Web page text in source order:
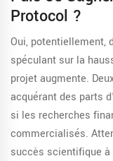
Protocol ?
Oui, potentiellement,
spéculant sur la
projet augmente.
acquérant des parts
si les recherches
commercialisés.
succès scientifique à